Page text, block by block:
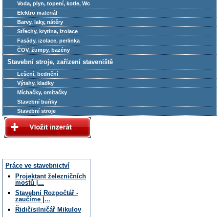
Voda, plyn, topení, kotle, Wc
Elektro materiál
Barvy, laky, nátěry
Střechy, krytina, izolace
Fasády, izolace, perlinka
ČOV, žumpy, bazény
Stavební stroje, zařízení staveniště
Lešení, bednění
Výtahy, kladky
Míchačky, omítačky
Stavební buňky
Stavební stroje
Práce ve stavebnictví
Projektant železničních
mostů |...
Stavební Rozpočtář -
zaučíme |...
Řidič/silničář Mikulov